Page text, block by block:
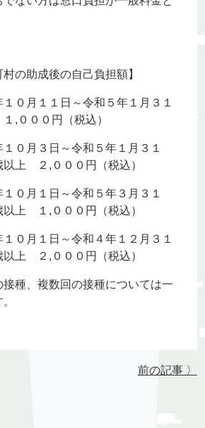
村の助成後の自己負担額】
０月１１日～令和５年１月３１
,０００円（税込）
０月３日～令和５年１月３１
上 ２,０００円（税込）
０月１日～令和５年３月３１
上 １,０００円（税込）
０月１日～令和４年１２月３１
上 ２,０００円（税込）
種、複数回の接種については一
前の記事 〉